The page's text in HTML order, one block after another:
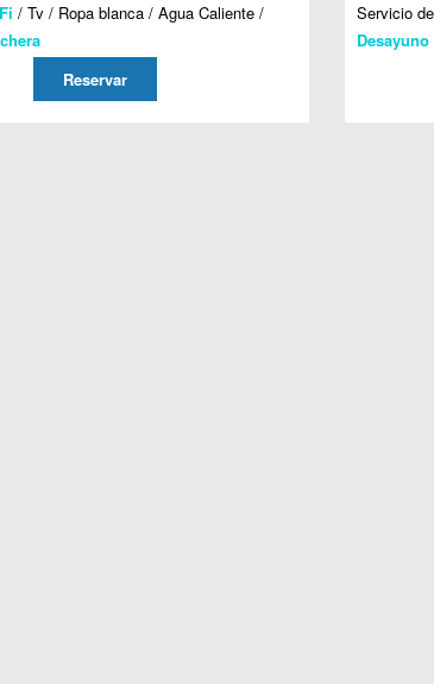
/ Tv / Ropa blanca / Agua Caliente /
Reservar
Servicio de
Desayuno